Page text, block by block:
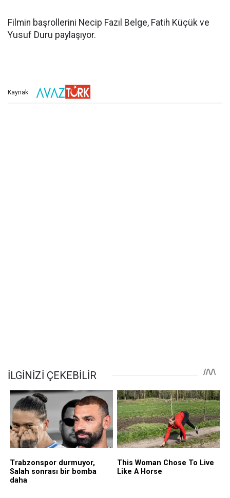
Filmin başrollerini Necip Fazıl Belge, Fatih Küçük ve
Yusuf Duru paylaşıyor.
Kaynak: